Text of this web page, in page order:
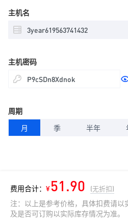
主机名
主机密码
周期
月
季 半年
费用合计： ¥51.90 (无折扣)
注：以上是参考价格，具体扣费请
及是否可订购以实际库存情况为准。